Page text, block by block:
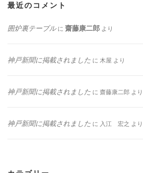
最近のコメント
囲炉裏テーブルに 齋藤康二郎 より
神戸新聞に掲載されました に 木屋 より
神戸新聞に掲載されました に 齋藤康二郎 より
神戸新聞に掲載されました に 入江 宏之 より